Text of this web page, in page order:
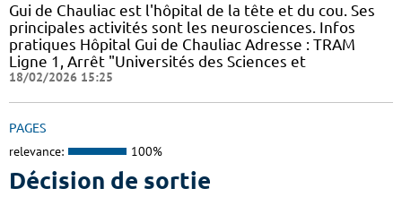
Gui de Chauliac est l'hôpital de la tête et du cou. Ses
principales activités sont les neurosciences. Infos
pratiques Hôpital Gui de Chauliac Adresse : TRAM
Ligne 1, Arrêt "Universités des Sciences et
18/02/2026 15:25
PAGES
relevance: 100%
Décision de sortie